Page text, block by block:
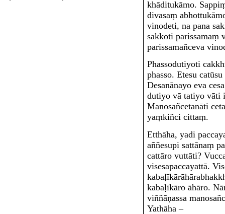
khāditukāmo.
divasaṃ
vinodeti, na pana
sakkoti parissamaṃ
parissamañceva
Phassodutiyoti
phasso. Etesu
Desanānayo eva
dutiyo vā tatiyo vāti
Manosañcetanāti
yaṃkiñci cittaṃ.
Etthāha, yadi
aññesupi sattānaṃ
cattāro vuttāti?
visesapaccayattā.
kabaḷīkāro āhāro.
viññāṇassa
Yathāha –